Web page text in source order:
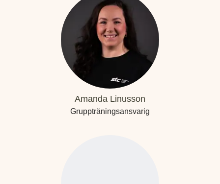
Amanda Linusson
Gruppträningsansvarig